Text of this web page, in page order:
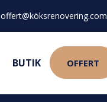
offert@köksrenovering.com
BUTIK OFFERT